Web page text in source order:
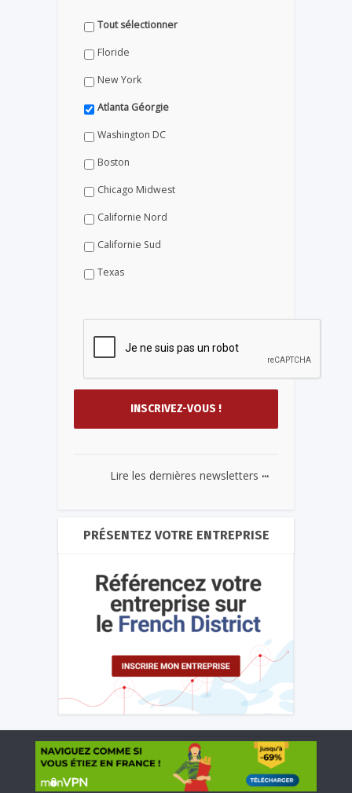
Tout sélectionner
Floride
New York
Atlanta Géorgie
Washington DC
Boston
Chicago Midwest
Californie Nord
Californie Sud
Texas
Lire les dernières newsletters ...
PRÉSENTEZ VOTRE ENTREPRISE